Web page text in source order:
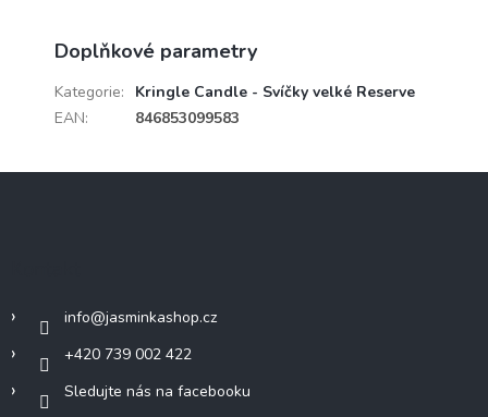
Doplňkové parametry
Kategorie:
Kringle Candle - Svíčky velké Reserve
EAN: 846853099583
info@jasminkashop.cz
+420 739 002 422
Sledujte nás na facebooku